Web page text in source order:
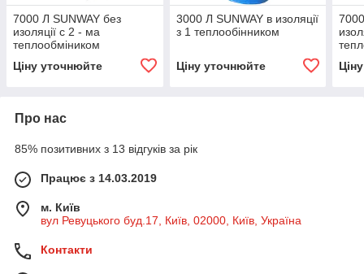
7000 Л SUNWAY без
изоляції с 2 - ма
теплообміником
Ціну уточнюйте
3000 Л SUNWAY в изоляції
з 1 теплообінником
Ціну уточнюйте
Про нас
85% позитивних з 13 відгуків за рік
Працює з 14.03.2019
м. Київ
вул Ревуцького буд.17, Київ, 02000, Київ, Україна
Контакти